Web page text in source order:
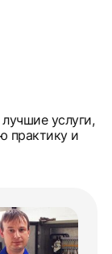
услуги,
практику и